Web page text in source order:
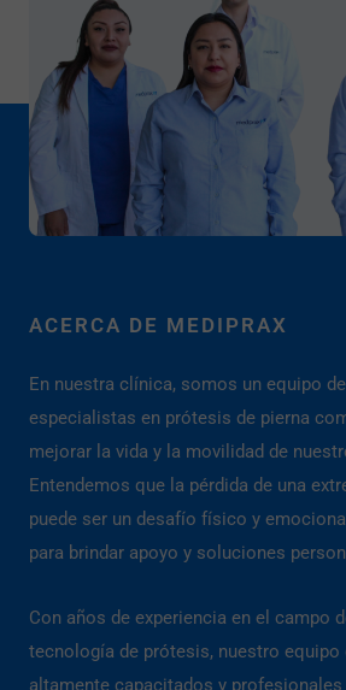
ACERCA DE MEDIPRAX
En nuestra clínica, somos un equipo
especialistas en prótesis de pierna
mejorar la vida y la movilidad de
Entendemos que la pérdida de una
puede ser un desafío físico y
para brindar apoyo y soluciones
Con años de experiencia en el campo
tecnología de prótesis, nuestro equipo
altamente capacitados y